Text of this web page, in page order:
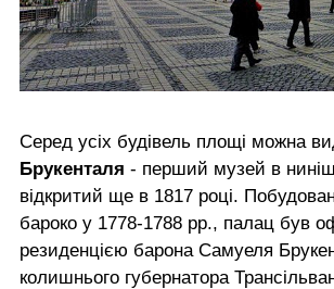
Серед усіх будівель площі можна
Брукенталя - перший музей в
відкритий ще в 1817 році.
бароко у 1778-1788 рр., палац був
резиденцією барона Самуеля
колишнього губернатора